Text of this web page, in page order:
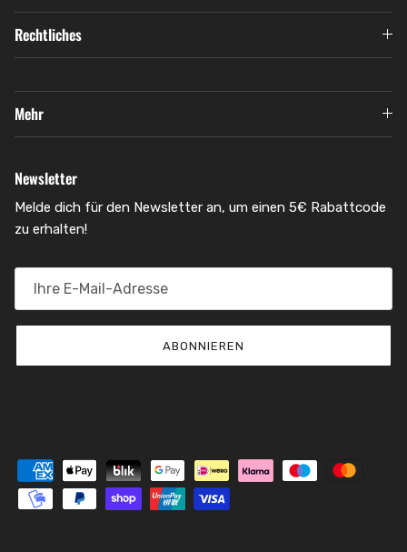
Rechtliches
Mehr
Newsletter
Melde dich für den Newsletter an, um einen 5€ Rabattcode
zu erhalten!
ABONNIEREN